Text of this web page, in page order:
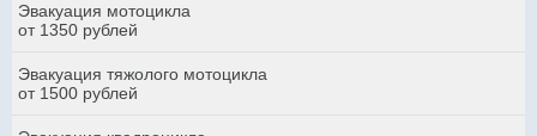
Эвакуация мотоцикла
от 1350 рублей
Эвакуация тяжолого мотоцикла
от 1500 рублей